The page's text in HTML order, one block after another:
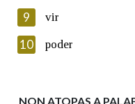
Introduce o código que
9 vir
10 poder
NON ATOPAS A